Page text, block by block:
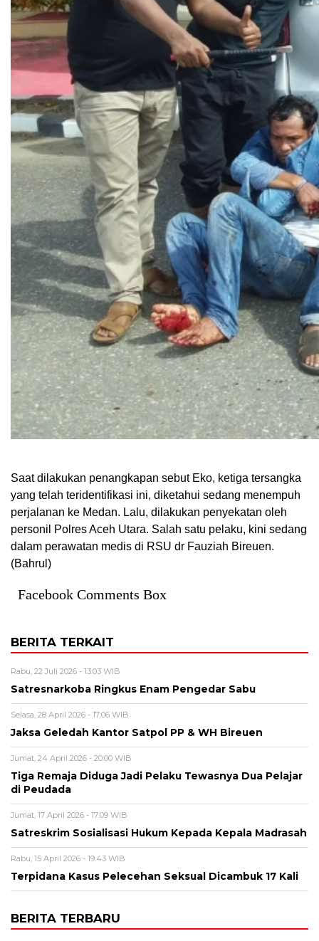
Saat dilakukan penangkapan sebut Eko, ketiga tersangka
yang telah teridentifikasi ini, diketahui sedang menempuh
perjalanan ke Medan. Lalu, dilakukan penyekatan oleh
personil Polres Aceh Utara. Salah satu pelaku, kini sedang
dalam perawatan medis di RSU dr Fauziah Bireuen.
(Bahrul)
Facebook Comments Box
BERITA TERKAIT
Rabu, 22 Juli 2026 - 13:03 WIB
Satresnarkoba Ringkus Enam Pengedar Sabu
Selasa, 28 April 2026 - 17:06 WIB
Jaksa Geledah Kantor Satpol PP & WH Bireuen
Jumat, 24 April 2026 - 20:00 WIB
Tiga Remaja Diduga Jadi Pelaku Tewasnya Dua Pelajar
di Peudada
Jumat, 17 April 2026 - 17:09 WIB
Satreskrim Sosialisasi Hukum Kepada Kepala Madrasah
Rabu, 15 April 2026 - 19:43 WIB
Terpidana Kasus Pelecehan Seksual Dicambuk 17 Kali
BERITA TERBARU